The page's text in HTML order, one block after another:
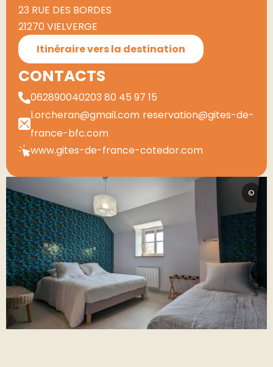
©
23 RUE DES BORDES
21270 VIELVERGE
Itinéraire vers la destination
CONTACTS
062890040203 80 45 97 15
l.orcheran@gmail.com reservation@gites-de-
france-bfc.com
www.gites-de-france-cotedor.com